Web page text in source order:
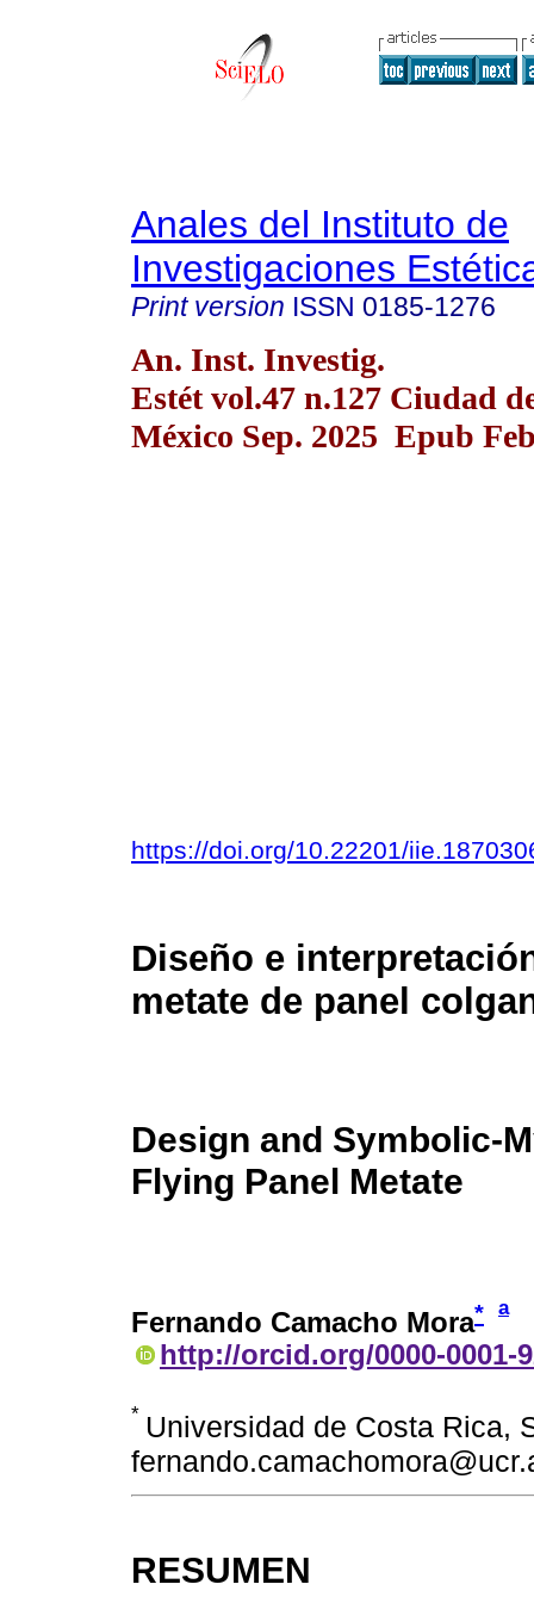
Anales del Instituto de
Investigaciones
Print version ISSN 0185-1276
An. Inst. Investig.
Estét vol.47 n.127 Ciudad
México Sep. 2025 Epub
https://doi.org/10.22201/
Diseño e
metate de panel
Design and Symbolic-
Flying Panel Metate
Fernando Camacho Mora* a
http://orcid.org/0000-0001-
* Universidad de Costa Rica,
RESUMEN